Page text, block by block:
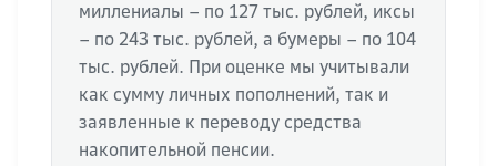
миллениалы – по 127 тыс. рублей, иксы
– по 243 тыс. рублей, а бумеры – по 104
тыс. рублей. При оценке мы учитывали
как сумму личных пополнений, так и
заявленные к переводу средства
накопительной пенсии.